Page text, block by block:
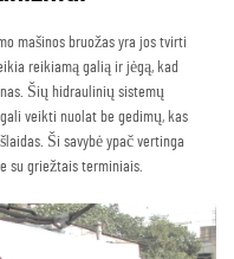
mašinos bruožas yra jos tvirti
reikiamą galią ir jėgą, kad
Šių hidraulinių sistemų
veikti nuolat be gedimų, kas
Ši savybė ypač vertinga
su griežtais terminiais.